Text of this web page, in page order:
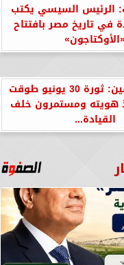
الرئيس السيسي يكتب
في تاريخ مصر بافتتاح
سعيد حساسين: ثورة 30 يونيو طوقت
هويته ومستمرون خلف
القيادة...